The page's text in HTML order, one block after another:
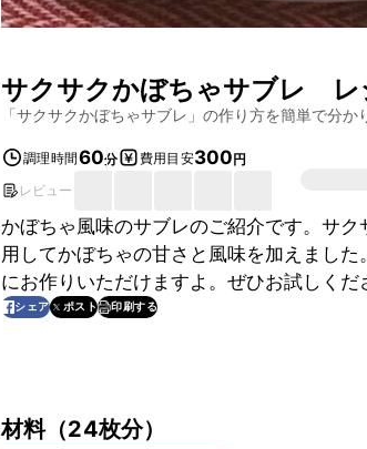
サクサクかぼちゃサブレ レ
「サクサクかぼちゃサブレ 」の作り方を簡単で分か
調理時間60分 費用目安300円
レビュー
かぼちゃ風味のサブレのご紹介です。サ
用してかぼちゃの甘さと風味を加えまし
にお作りいただけますよ。ぜひお試しくだ
シェア ポスト 印刷する
材料（24枚分）